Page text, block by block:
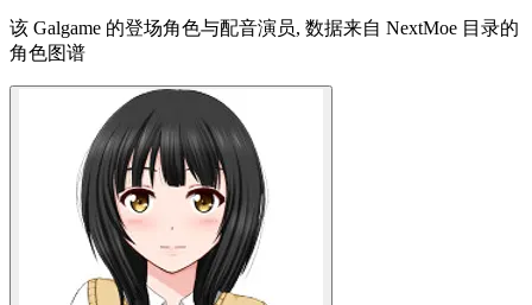
该 Galgame 的登场角色与配音演员, 数据来自 NextMoe 目录的
角色图谱